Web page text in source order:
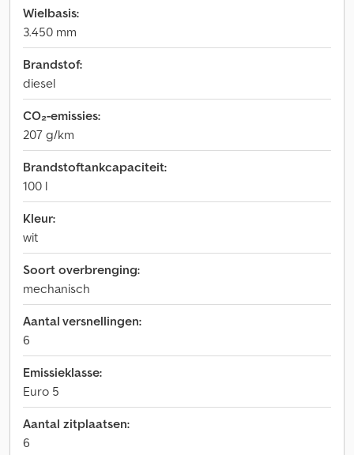
Wielbasis:
3.450 mm
Brandstof:
diesel
CO₂-emissies:
207 g/km
Brandstoftankcapaciteit:
100 l
Kleur:
wit
Soort overbrenging:
mechanisch
Aantal versnellingen:
6
Emissieklasse:
Euro 5
Aantal zitplaatsen:
6